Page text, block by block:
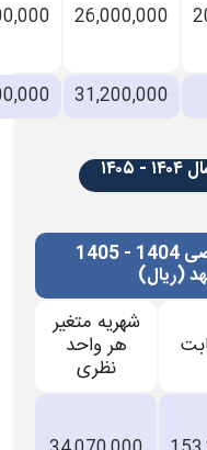
31,200,000
40,300,000
شهریه نوبت دوم دکتری تخصصی 1404 - 1405
شهریه متغیر
هر واحد